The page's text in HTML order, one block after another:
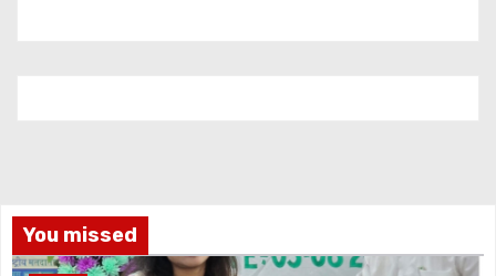
You missed